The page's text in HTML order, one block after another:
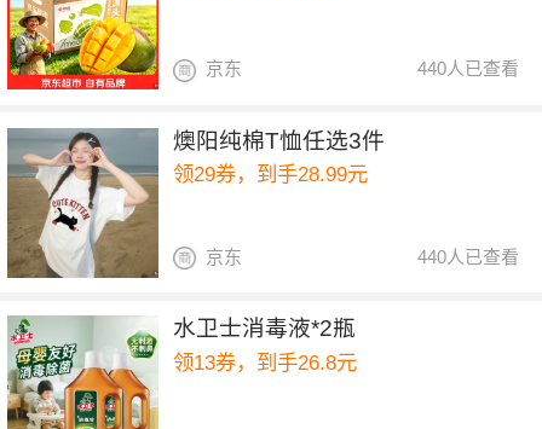
440人已查看
京东
燠阳纯棉T恤任选3件
领29券，到手28.99元
440人已查看
京东
水卫士消毒液*2瓶
领13券，到手26.8元